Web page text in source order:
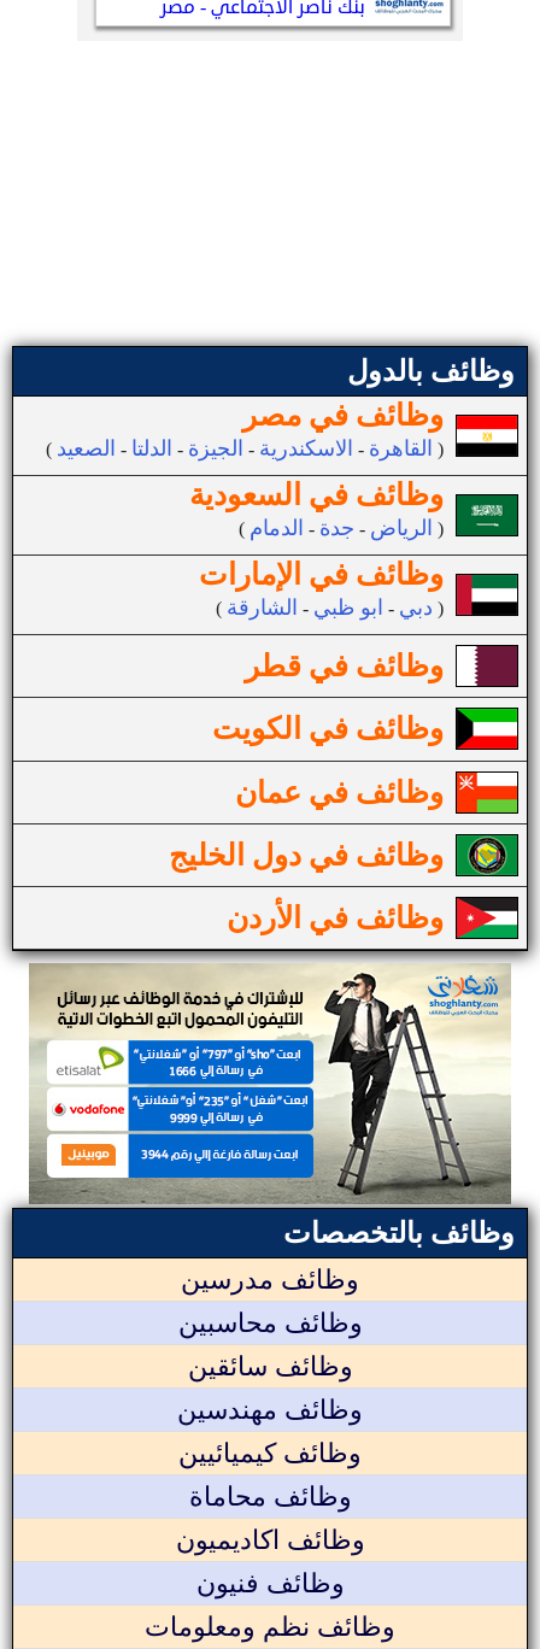
وظائف بالدول
وظائف في مصر
( القاهرة - الاسكندرية - الجيزة - الدلتا - الصعيد )
وظائف في السعودية
( الرياض - جدة - الدمام )
وظائف في الإمارات
( دبي - ابو ظبي - الشارقة )
وظائف في قطر
وظائف في الكويت
وظائف في عمان
وظائف في دول الخليج
وظائف في الأردن
وظائف بالتخصصات
وظائف مدرسين
وظائف محاسبين
وظائف سائقين
وظائف مهندسين
وظائف كيميائيين
وظائف محاماة
وظائف اكاديميون
وظائف فنيون
وظائف نظم ومعلومات